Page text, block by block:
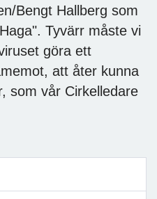
Bengt Hallberg som
Tyvärr måste vi
göra ett
att åter kunna
som vår Cirkelledare